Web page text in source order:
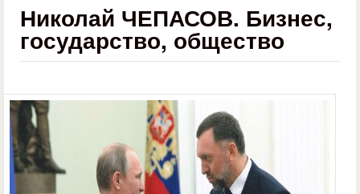
Николай ЧЕПАСОВ. Бизнес,
государство, общество